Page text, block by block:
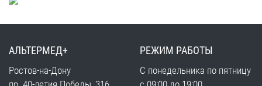
АЛЬТЕРМЕД+
Ростов-на-Дону
РЕЖИМ РАБОТЫ
С понедельника по пятницу